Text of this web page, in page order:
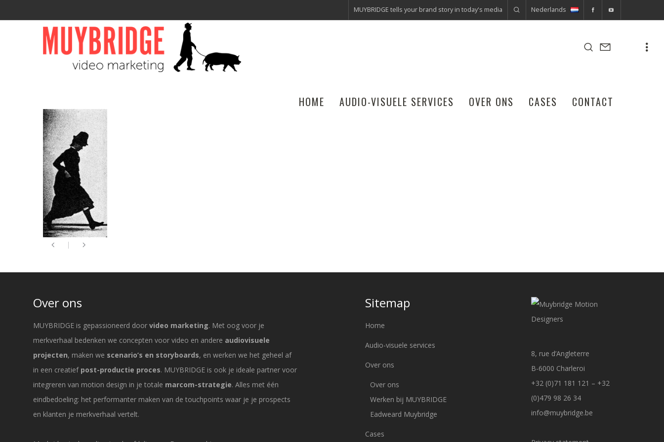
MUYBRIDGE tells your brand story in today's media Nederlands
HOME AUDIO-VISUELE SERVICES OVER ONS CASES CONTACT
Over ons
MUYBRIDGE is gepassioneerd doorvideo marketing. Met oog voor je
merkverhaal bedenken we concepten voor video en andere audiovisuele
projecten, maken we scenario’s en storyboards, en werken we het geheel af
in een creatief post-productie proces. MUYBRIDGE is ook je ideale partner voor
integreren van motion design in je totale marcom-strategie. Alles met één
eindbedoeling: het performanter maken van de touchpoints waar je je prospects
en klanten je merkverhaal vertelt.
Sitemap
Home
Audio-visuele services
Over ons
Over ons
Werken bij MUYBRIDGE
Eadweard Muybridge
Cases
8, rue d’Angleterre
B-6000 Charleroi
+32 (0)71 181 121 – +32
(0)479 98 26 34
info@muybridge.be